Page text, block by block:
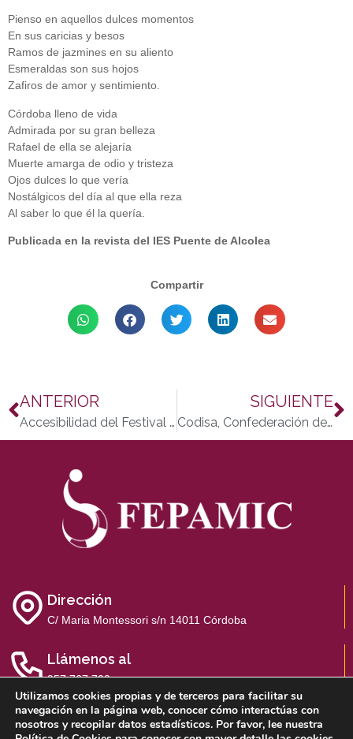
Pienso en aquellos dulces momentos
En sus caricias y besos
Ramos de jazmines en su aliento
Esmeraldas son sus hojos
Zafiros de amor y sentimiento.
Córdoba lleno de vida
Admirada por su gran belleza
Rafael de ella se alejaría
Muerte amarga de odio y tristeza
Ojos dulces lo que vería
Nostálgicos del día al que ella reza
Al saber lo que él la quería.
Publicada en la revista del IES Puente de Alcolea
Compartir
ANTERIOR
Accesibilidad del Festival de la Guitarra de Córdoba 2013
SIGUIENTE
Codisa, Confederación de Personas con Discapacidad de Andalucía, celebra su asamblea en Córdoba
Dirección
C/ Maria Montessori s/n 14011 Córdoba
Llámenos al
957 767 700
Utilizamos cookies propias y de terceros para facilitar su
navegación en la página web, conocer cómo interactúas con
nosotros y recopilar datos estadísticos. Por favor, lee nuestra